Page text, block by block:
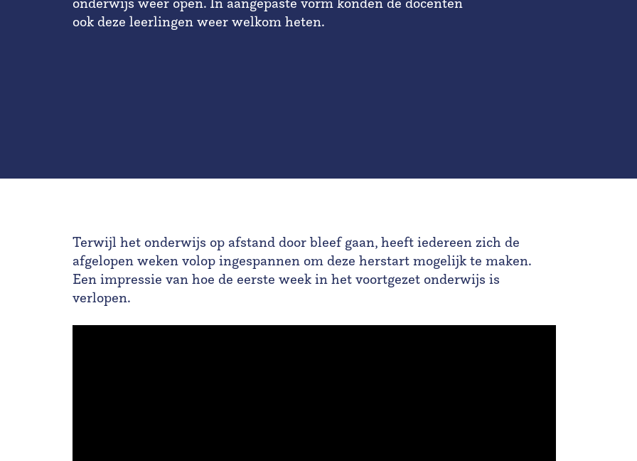
ook deze leerlingen weer welkom heten.
Terwijl het onderwijs op afstand door bleef gaan, heeft iedereen zich de
afgelopen weken volop ingespannen om deze herstart mogelijk te maken.
Een impressie van hoe de eerste week in het voortgezet onderwijs is
verlopen.